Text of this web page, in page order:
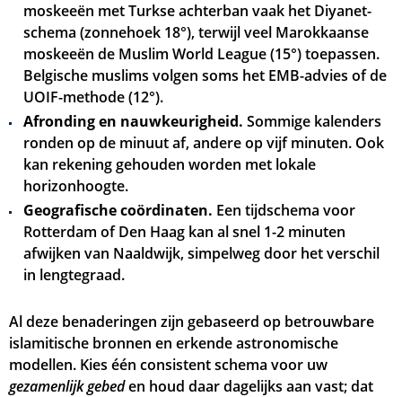
moskeeën met Turkse achterban vaak het Diyanet-
schema (zonnehoek 18°), terwijl veel Marokkaanse
moskeeën de Muslim World League (15°) toepassen.
Belgische muslims volgen soms het EMB-advies of de
UOIF-methode (12°).
Afronding en nauwkeurigheid. Sommige kalenders
ronden op de minuut af, andere op vijf minuten. Ook
kan rekening gehouden worden met lokale
horizonhoogte.
Geografische coördinaten. Een tijdschema voor
Rotterdam of Den Haag kan al snel 1-2 minuten
afwijken van Naaldwijk, simpelweg door het verschil
in lengtegraad.
Al deze benaderingen zijn gebaseerd op betrouwbare
islamitische bronnen en erkende astronomische
modellen. Kies één consistent schema voor uw
gezamenlijk gebeden houd daar dagelijks aan vast; dat